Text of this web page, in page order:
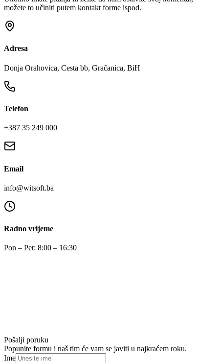
možete to učiniti putem kontakt forme ispod.
Adresa
Donja Orahovica, Cesta bb, Gračanica, BiH
Telefon
+387 35 249 000
Email
info@witsoft.ba
Radno vrijeme
Pon – Pet: 8:00 – 16:30
Pošalji poruku
Popunite formu i naš tim će vam se javiti u najkraćem roku.
Ime